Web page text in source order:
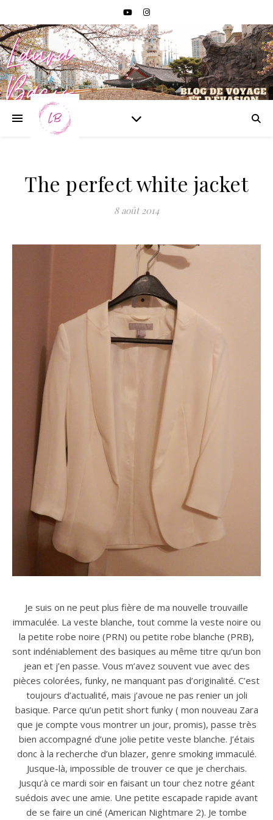
The perfect white jacket
8 août 2014
Je suis on ne peut plus fière de ma nouvelle trouvaille
immaculée. La veste blanche, tout comme la veste noire ou
la petite robe noire (PRN) ou petite robe blanche (PRB),
sont indéniablement des basiques au même titre qu’un bon
jean et j’en passe. Vous m’avez souvent vue avec des
pièces colorées, funky, ne manquant pas d’originalité. C’est
toujours d’actualité, mais j’avoue ne pas renier un joli
basique. Parce qu’un petit short funky ( mon nouveau Zara
que je compte vous montrer un jour, promis), passe très
bien accompagné d’une jolie petite veste blanche. J’étais
donc à la recherche d’un blazer, genre smoking immaculé.
Jusque-là, impossible de trouver ce que je cherchais.
Jusqu’à ce mardi soir en faisant un tour chez notre géant
suédois avec une amie. Une petite escapade rapide avant
de se faire un ciné (American Nightmare 2). Je tombe